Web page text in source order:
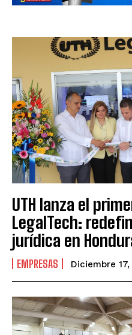
UTH lanza el
LegalTech:
jurídica en
EMPRESAS Diciembre